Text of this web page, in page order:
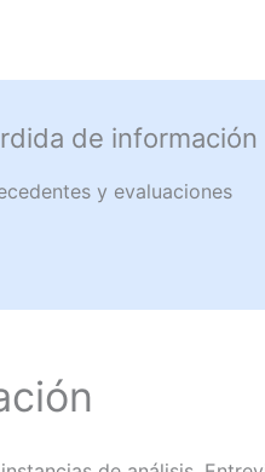
de información
y evaluaciones